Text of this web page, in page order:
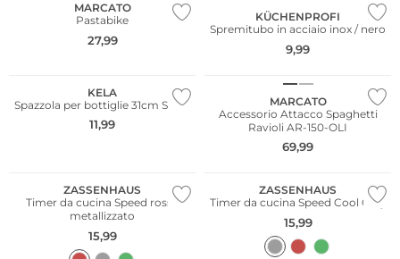
MARCATO
Pastabike
27,99
KÜCHENPROFI
Spremitubo in acciaio inox / nero
9,99
KELA
Spazzola per bottiglie 31cm SUSA
11,99
MARCATO
Accessorio Attacco Spaghetti
Ravioli AR-150-OLI
69,99
ZASSENHAUS
Timer da cucina Speed rosso
metallizzato
15,99
ZASSENHAUS
Timer da cucina Speed Cool Grey
15,99